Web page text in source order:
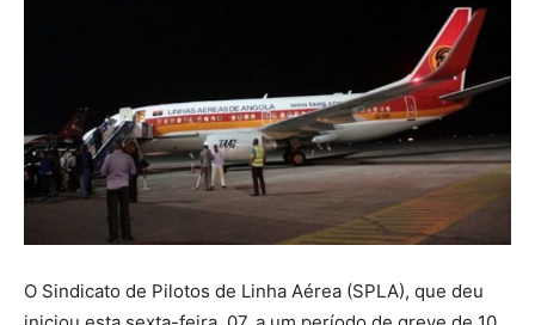
O Sindicato de Pilotos de Linha Aérea (SPLA), que deu